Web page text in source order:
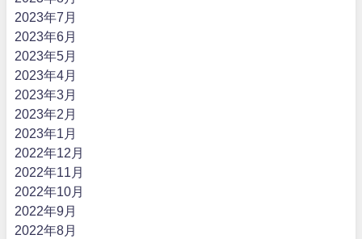
2023年7月
2023年6月
2023年5月
2023年4月
2023年3月
2023年2月
2023年1月
2022年12月
2022年11月
2022年10月
2022年9月
2022年8月